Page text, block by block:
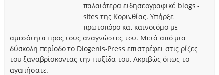
παλαιότερα ειδησεογραφικά blogs -
sites της Κορινθίας. Υπήρξε
πρωτοπόρο και καινοτόμο με
αμεσότητα προς τους αναγνώστες του. Μετά από μια
δύσκολη περίοδο το Diogenis-Press επιστρέφει στις ρίζες
του ξαναβρίσκοντας την πυξίδα του. Ακριβώς όπως το
αγαπήσατε.